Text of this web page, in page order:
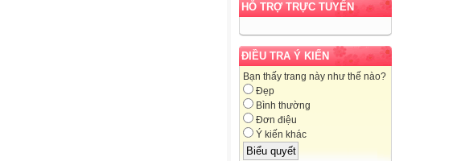
HỖ TRỢ TRỰC TUYẾN
ĐIỀU TRA Ý KIẾN
Bạn thấy trang này như thế nào?
Đẹp
Bình thường
Đơn điệu
Ý kiến khác